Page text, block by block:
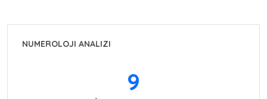
NUMEROLOJI ANALIZI
9